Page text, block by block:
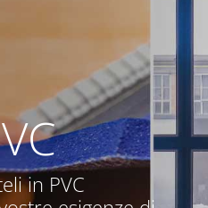
in PVC